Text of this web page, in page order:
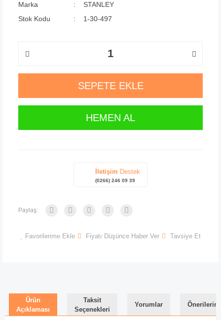
Marka
STANLEY
Stok Kodu
1-30-497
SEPETE EKLE
HEMEN AL
İletişim Destek
(0266) 246 09 39
Paylaş:
Favorilerime Ekle Fiyatı Düşünce Haber Ver Tavsiye Et
Ürün
Açıklaması
Taksit
Seçenekleri
Yorumlar